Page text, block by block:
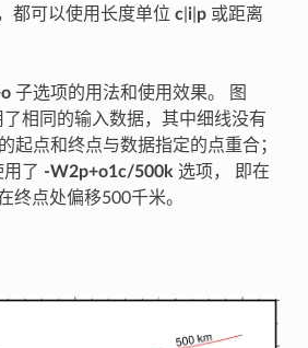
都可以使用长度单位 c| i| p或距离
子选项的用法和使用效果。 图
相同的输入数据，其中细线没有
起点和终点与数据指定的点重合；
了 -W2p+o1c/500k选项， 即在
终点处偏移500千米。